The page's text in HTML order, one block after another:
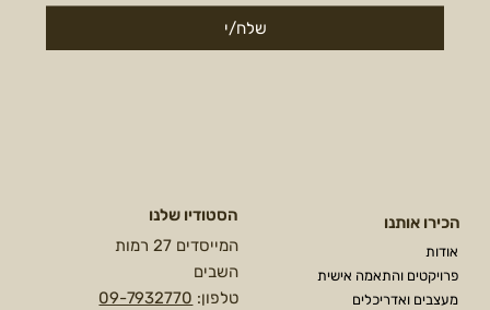
שלח/י
הכירו אותנו
אודות
פרויקטים והתאמה אישית
מעצבים ואדריכלים
הסטודיו שלנו
המייסדים 27 רמות
השבים
טלפון: 09-7932770